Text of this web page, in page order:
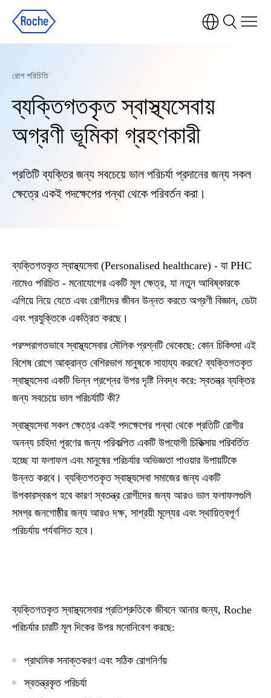
রোশ পরিচিতি
ব্যক্তিগতকৃত স্বাস্থ্যসেবায়
অগ্রণী ভূমিকা গ্রহণকারী
প্রতিটি ব্যক্তির জন্য সবচেয়ে ভাল পরিচর্যা প্রদানের জন্য সকল
ক্ষেত্রে একই পদক্ষেপের পন্থা থেকে পরিবর্তন করা।
ব্যক্তিগতকৃত স্বাস্থ্যসেবা (Personalised healthcare) - যা PHC
নামেও পরিচিত - মনোযোগের একটি মূল ক্ষেত্র, যা নতুন আবিষ্কারকে
এগিয়ে নিয়ে যেতে এবং রোগীদের জীবন উন্নত করতে অগ্রণী বিজ্ঞান, ডেটা
এবং প্রযুক্তিকে একত্রিত করছে।
পরম্পরাগতভাবে স্বাস্থ্যসেবার মৌলিক প্রশ্নটি থেকেছে: কোন চিকিৎসা এই
বিশেষ রোগে আক্রান্ত বেশিরভাগ মানুষকে সাহায্য করবে? ব্যক্তিগতকৃত
স্বাস্থ্যসেবা একটি ভিন্ন প্রশ্নের উপর দৃষ্টি নিবদ্ধ করে: স্বতন্ত্র ব্যক্তির
জন্য সবচেয়ে ভাল পরিচর্যাটি কী?
স্বাস্থ্যসেবা সকল ক্ষেত্রে একই পদক্ষেপের পন্থা থেকে প্রতিটি রোগীর
অনন্য চাহিদা পূরণের জন্য পরিকল্পিত একটি উপযোগী চিকিত্সায় পরিবর্তিত
হচ্ছে যা ফলাফল এবং মানুষের পরিচর্যার অভিজ্ঞতা পাওয়ার উপায়টিকে
উন্নত করবে। ব্যক্তিগতকৃত স্বাস্থ্যসেবা সমাজের জন্য একটি
উপকারস্বরূপ হবে কারণ স্বতন্ত্র রোগীদের জন্য আরও ভাল ফলাফলগুলি
সমগ্র জনগোষ্ঠীর জন্য আরও দক্ষ, সাশ্রয়ী মূল্যের এবং স্থায়িত্বপূর্ণ
পরিচর্যায় পর্যবাসিত হবে।
ব্যক্তিগতকৃত স্বাস্থ্যসেবার প্রতিশ্রুতিকে জীবনে আনার জন্য, Roche
পরিচর্যার চারটি মূল দিকের উপর মনোনিবেশ করছে:
প্রাথমিক সনাক্তকরণ এবং সঠিক রোগনির্ণয়
স্বতন্ত্রকৃত পরিচর্যা